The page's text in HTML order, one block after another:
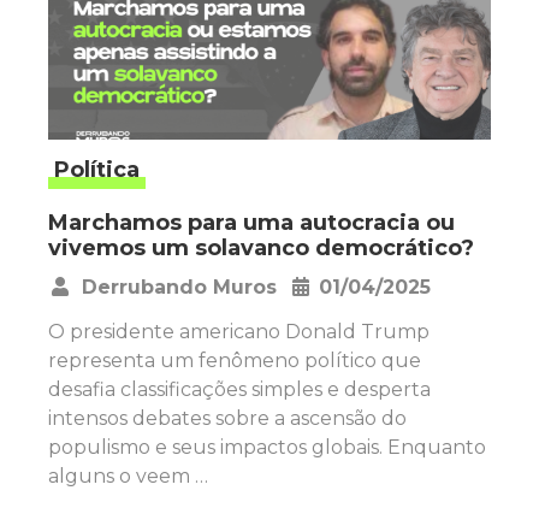
Política
Marchamos para uma autocracia ou
vivemos um solavanco democrático?
Derrubando Muros
01/04/2025
O presidente americano Donald Trump
representa um fenômeno político que
desafia classificações simples e desperta
intensos debates sobre a ascensão do
populismo e seus impactos globais. Enquanto
alguns o veem …